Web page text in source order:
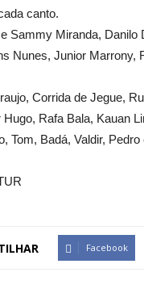
canto.
Sammy Miranda, Danilo
Nunes, Junior Marrony,
Corrida de Jegue,
Hugo, Rafa Bala, Kauan
Tom, Badá, Valdir,
Facebook